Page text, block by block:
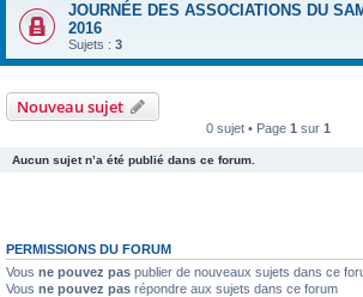
JOURNÉE DES ASSOCIATIONS DU
2016
Sujets : 3
Nouveau sujet
0 sujet • Page 1 sur 1
Aucun sujet n’a été publié dans ce forum.
PERMISSIONS DU FORUM
Vous ne pouvez pas publier de nouveaux sujets dans ce
Vous ne pouvez pas répondre aux sujets dans ce forum